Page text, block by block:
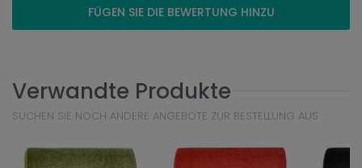
FÜGEN SIE DIE BEWERTUNG HINZU
Verwandte Produkte
SUCHEN SIE NOCH ANDERE ANGEBOTE ZUR BESTELLUNG AUS